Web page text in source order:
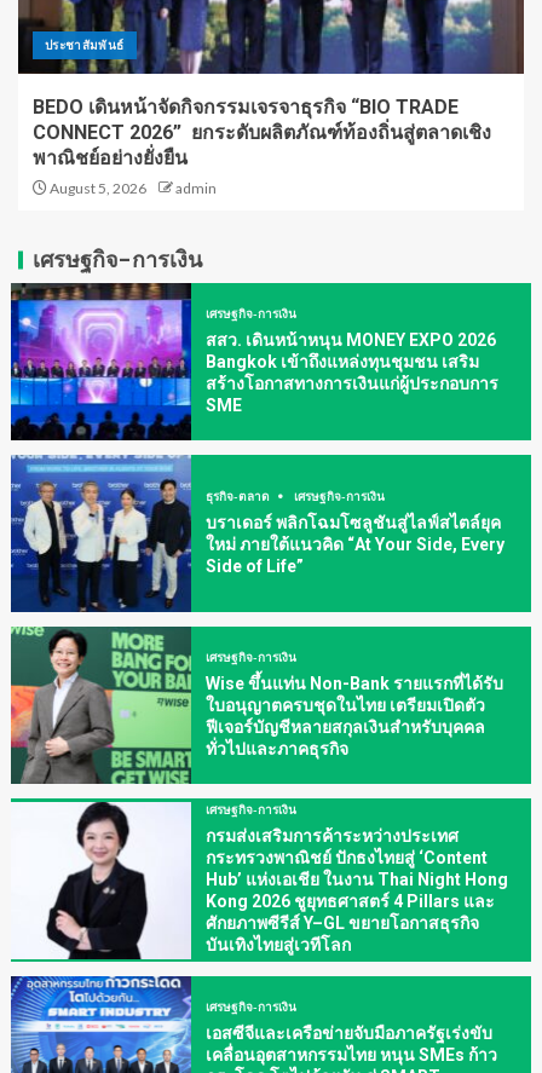
ประชาสัมพันธ์
BEDO เดินหน้าจัดกิจกรรมเจรจาธุรกิจ “BIO TRADE
CONNECT 2026” ยกระดับผลิตภัณฑ์ท้องถิ่นสู่ตลาดเชิง
พาณิชย์อย่างยั่งยืน
August 5, 2026 admin
เศรษฐกิจ-การเงิน
เศรษฐกิจ-การเงิน
สสว. เดินหน้าหนุน MONEY EXPO 2026
Bangkok เข้าถึงแหล่งทุนชุมชน เสริม
สร้างโอกาสทางการเงินแก่ผู้ประกอบการ
SME
ธุรกิจ-ตลาด เศรษฐกิจ-การเงิน
บราเดอร์ พลิกโฉมโซลูชันสู่ไลฟ์สไตล์ยุค
ใหม่ ภายใต้แนวคิด “At Your Side, Every
Side of Life”
เศรษฐกิจ-การเงิน
Wise ขึ้นแท่น Non-Bank รายแรกที่ได้รับ
ใบอนุญาตครบชุดในไทย เตรียมเปิดตัว
ฟีเจอร์บัญชีหลายสกุลเงินสำหรับบุคคล
ทั่วไปและภาคธุรกิจ
เศรษฐกิจ-การเงิน
กรมส่งเสริมการค้าระหว่างประเทศ
กระทรวงพาณิชย์ ปักธงไทยสู่ ‘Content
Hub’ แห่งเอเชีย ในงาน Thai Night Hong
Kong 2026 ชูยุทธศาสตร์ 4 Pillars และ
ศักยภาพซีรีส์ Y–GL ขยายโอกาสธุรกิจ
บันเทิงไทยสู่เวทีโลก
เศรษฐกิจ-การเงิน
เอสซีจีและเครือข่ายจับมือภาครัฐเร่งขับ
เคลื่อนอุตสาหกรรมไทย หนุน SMEs ก้าว